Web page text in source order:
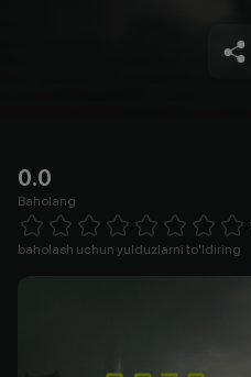
0.0
Baholang
1 Star 2 Stars 3 Stars 4 Stars5 Stars 6 Stars7 Stars8 Stars
baholash uchun yulduzlarni to'ldiring